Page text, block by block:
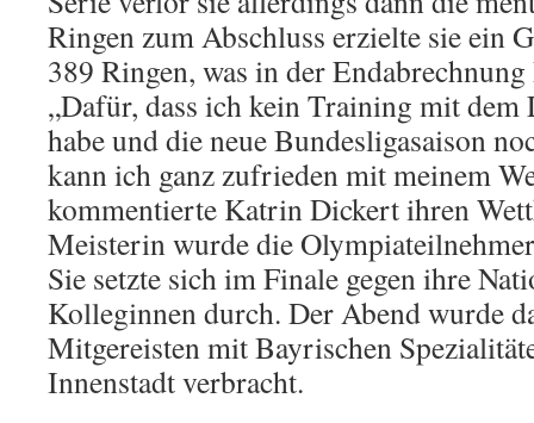
Ringen zum Abschluss erzielte sie ein
389 Ringen, was in der
„Dafür, dass ich kein Training mit dem
habe und die neue Bundesligasaison
kann ich ganz zufrieden mit meinem
kommentierte Katrin Dickert ihren
Meisterin wurde die
Sie setzte sich im Finale gegen ihre
Kolleginnen durch. Der Abend wurde
Mitgereisten mit Bayrischen
Innenstadt verbracht.